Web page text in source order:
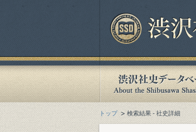
トップ 検索結果 - 社史詳細